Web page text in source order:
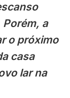
a
o próximo
casa
lar na